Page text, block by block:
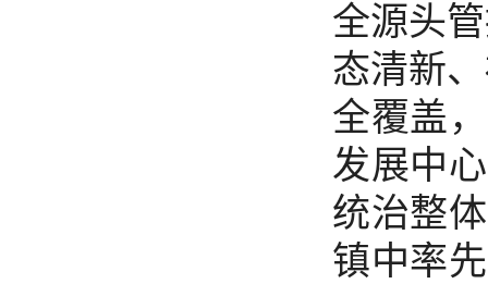
全源头
态清新
全覆盖
发展中
统治整
镇中率